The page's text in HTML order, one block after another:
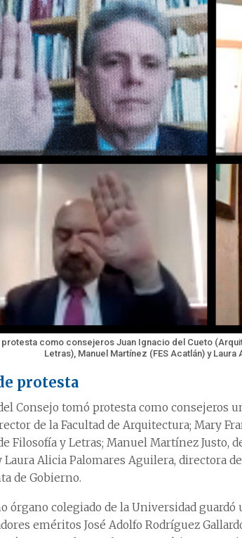
protesta como consejeros Juan Ignacio del Cueto
Letras), Manuel Martínez (FES Acatlán) y
protesta
Consejo tomó protesta como consejeros
de la Facultad de Arquitectura; Mary
Filosofía y Letras; Manuel Martínez Justo,
Laura Alicia Palomares Aguilera, directora
de Gobierno.
órgano colegiado de la Universidad
eméritos José Adolfo Rodríguez